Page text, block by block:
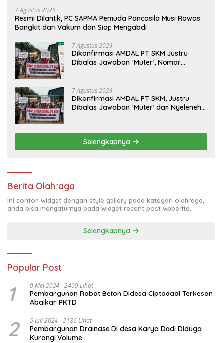
7 Agustus 2026
Resmi Dilantik, PC SAPMA Pemuda Pancasila Musi Rawas
Bangkit dari Vakum dan Siap Mengabdi
7 Agustus 2026
Dikonfirmasi AMDAL PT SKM Justru
Dibalas Jawaban ‘Muter’, Nomor
7 Agustus 2026
Dikonfirmasi AMDAL PT SKM, Justru
Dibalas Jawaban ‘Muter’ dan Nyeleneh
Selengkapnya
Berita Olahraga
Ini contoh widget dengan style gallery pada kategori olahraga,
anda bisa mengaturnya pada widget recent post wpberita.
Selengkapnya
Popular Post
1 9 Mei 2024 2409 Lihat
Pembangunan Rabat Beton Didesa Ciptodadi Terkesan
Abaikan PKTD
2 5 Juli 2024 2186 Lihat
Pembangunan Drainase Di desa Karya Dadi Diduga
Kurangi Volume